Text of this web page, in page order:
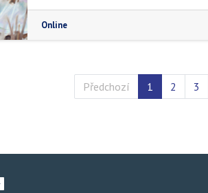
Online
Předchozí 1 2 3